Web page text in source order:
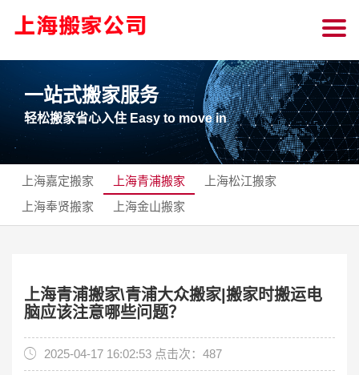
一站式搬家服务
轻松搬家省心入住 Easy to move in
上海嘉定搬家 上海青浦搬家
上海松江搬家
上海奉贤搬家
上海金山搬家
上海青浦搬家\青浦大众搬家|搬家时搬运电
脑应该注意哪些问题？
2025-04-17 16:02:53 点击次：487